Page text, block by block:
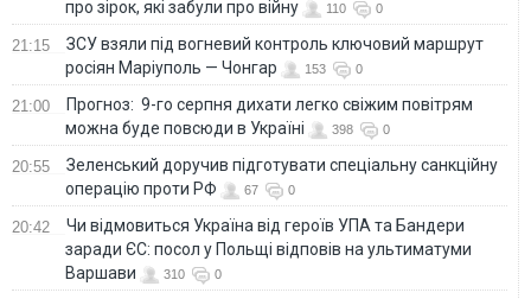
про зірок, які забули про війну 110 0
21:15
ЗСУ взяли під вогневий контроль ключовий маршрут
росіян Маріуполь — Чонгар
153 0
21:00
Прогноз: 9-го серпня дихати легко свіжим повітрям
можна буде повсюди в Україні
398 0
20:55
Зеленський доручив підготувати спеціальну санкційну
операцію проти РФ
67 0
20:42
Чи відмовиться Україна від героїв УПА та Бандери
заради ЄС: посол у Польщі відповів на ультиматуми
Варшави
310 0